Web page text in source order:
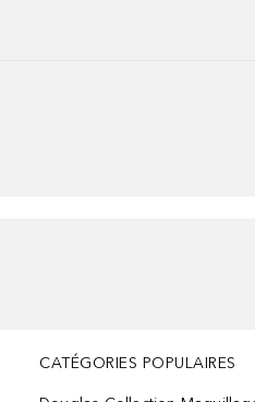
CATÉGORIES POPULAIRES